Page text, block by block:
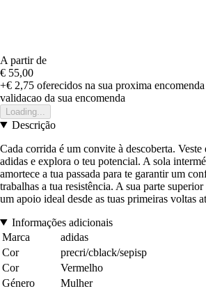
A partir de
€ 55,00
+€ 2,75 oferecidos na sua proxima encomenda
validacao da sua encomenda
Loading...
Descrição
Cada corrida é um convite à descoberta. Veste
adidas e explora o teu potencial. A sola
amortece a tua passada para te garantir um
trabalhas a tua resistência. A sua parte
um apoio ideal desde as tuas primeiras voltas
Informações adicionais
Marca
adidas
Cor
precri/cblack/sepisp
Cor
Vermelho
Género
Mulher